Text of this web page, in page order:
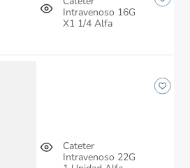
Intravenoso 16G
X1 1/4 Alfa
Cateter
Intravenoso 22G